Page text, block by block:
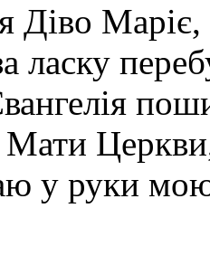
Діво
ласку
у руки